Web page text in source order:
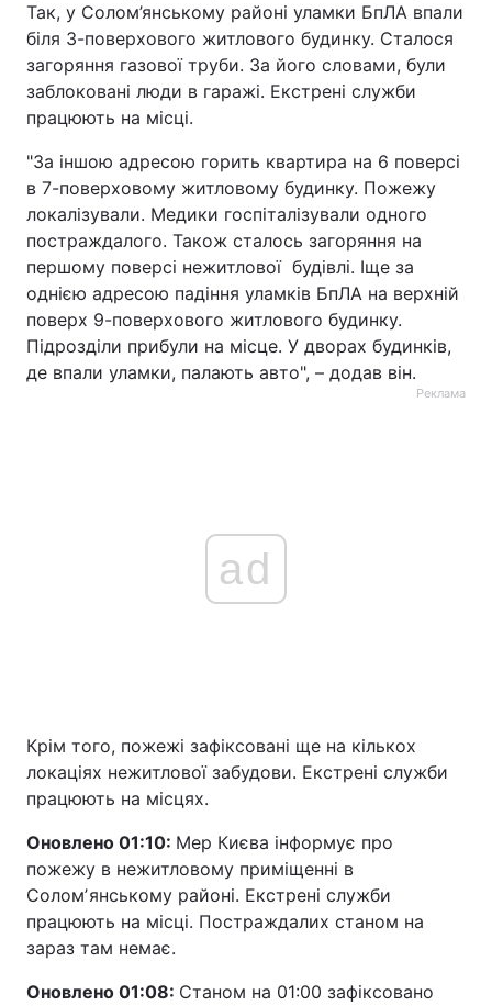
Так, у Солом’янському районі уламки БпЛА впали
біля 3-поверхового житлового будинку. Сталося
загоряння газової труби. За його словами, були
заблоковані люди в гаражі. Екстрені служби
працюють на місці.
"За іншою адресою горить квартира на 6 поверсі
в 7-поверховому житловому будинку. Пожежу
локалізували. Медики госпіталізували одного
постраждалого. Також сталось загоряння на
першому поверсі нежитлової будівлі. Іще за
однією адресою падіння уламків БпЛА на верхній
поверх 9-поверхового житлового будинку.
Підрозділи прибули на місце. У дворах будинків,
де впали уламки, палають авто", – додав він.
Реклама
ad
Крім того, пожежі зафіксовані ще на кількох
локаціях нежитлової забудови. Екстрені служби
працюють на місцях.
Оновлено 01:10: Мер Києва інформує про
пожежу в нежитловому приміщенні в
Соломʼянському районі. Екстрені служби
працюють на місці. Постраждалих станом на
зараз там немає.
Оновлено 01:08: Станом на 01:00 зафіксовано